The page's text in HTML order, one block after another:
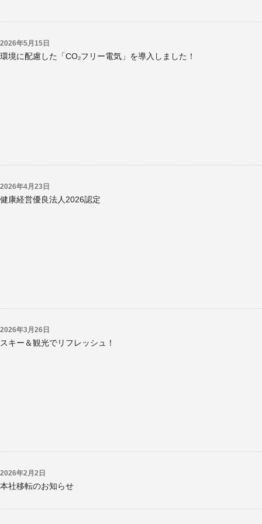
2026年5月15日
環境に配慮した「CO₂フリー電気」を導入しました！
2026年4月23日
健康経営優良法人2026認定
2026年3月26日
スキー＆観光でリフレッシュ！
2026年2月2日
本社移転のお知らせ